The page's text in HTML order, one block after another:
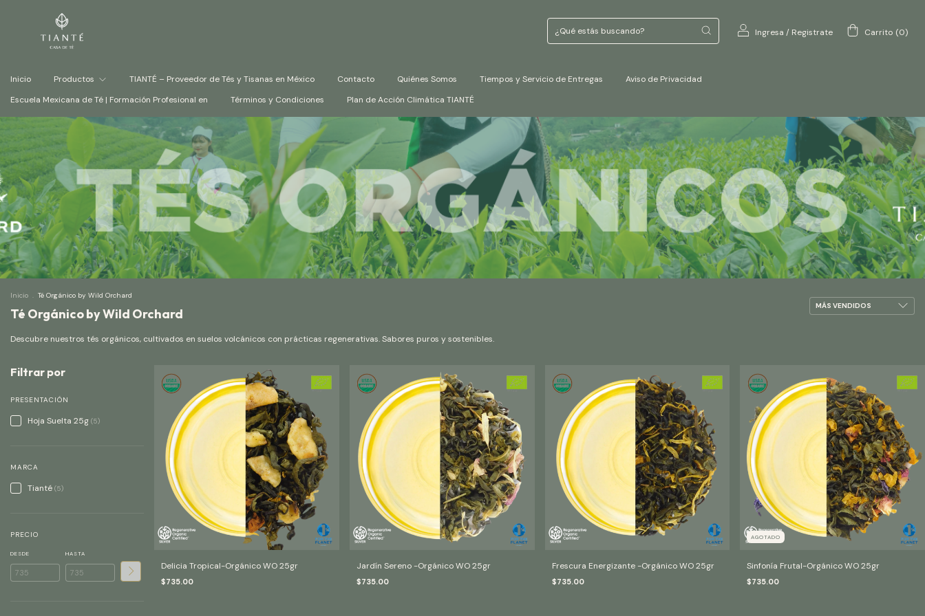
Ingresa / Registrate Carrito (0)
Inicio Productos TIANTÉ – Proveedor de Tés y Tisanas en México Contacto Quiénes Somos Tiempos y Servicio de Entregas
Aviso de Privacidad
Escuela Mexicana de Té | Formación Profesional en
Términos y Condiciones Plan de Acción Climática TIANTÉ
Inicio . Té Orgánico by Wild Orchard
Té Orgánico by Wild Orchard
Descubre nuestros tés orgánicos, cultivados en suelos volcánicos con prácticas regenerativas. Sabores puros y sostenibles.
Filtrar por
PRESENTACIÓN
Hoja Suelta 25g (5)
MARCA
Tianté (5)
PRECIO
DESDE HASTA
Delicia Tropical-Orgánico WO 25gr
$735.00
Jardín Sereno -Orgánico WO 25gr
$735.00
Frescura Energizante -Orgánico WO 25gr
$735.00
AGOTADO
Sinfonía Frutal-Orgánico WO 25gr
$735.00